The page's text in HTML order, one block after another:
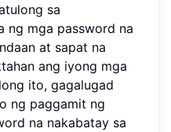
sa
ng mga password na
at sapat na
ang iyong mga
ito, gagalugad
ng paggamit ng
na nakabatay sa